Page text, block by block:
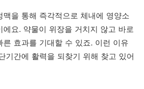
맥을 통해 즉각적으로 체내에 영양소
에요. 약물이 위장을 거치지 않고 바로
른 효과를 기대할 수 있죠. 이런 이유
기간에 활력을 되찾기 위해 찾고 있어